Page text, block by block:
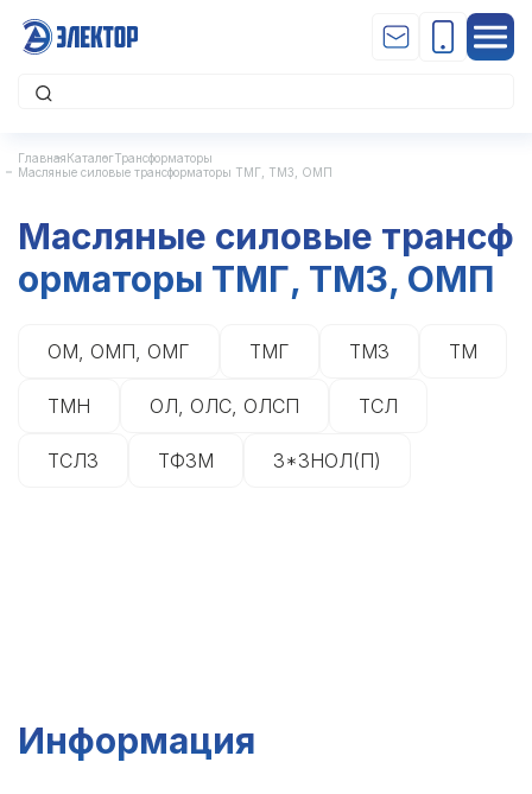
ГлавнаяКаталогТрансформаторы
Масляные силовые трансформаторы ТМГ, ТМЗ, ОМП
Масляные силовые трансф
орматоры ТМГ, ТМЗ, ОМП
ОМ, ОМП, ОМГ ТМГ ТМЗ ТМ
ТМН ОЛ, ОЛС, ОЛСП ТСЛ
ТСЛЗ ТФЗМ 3*ЗНОЛ(П)
Информация